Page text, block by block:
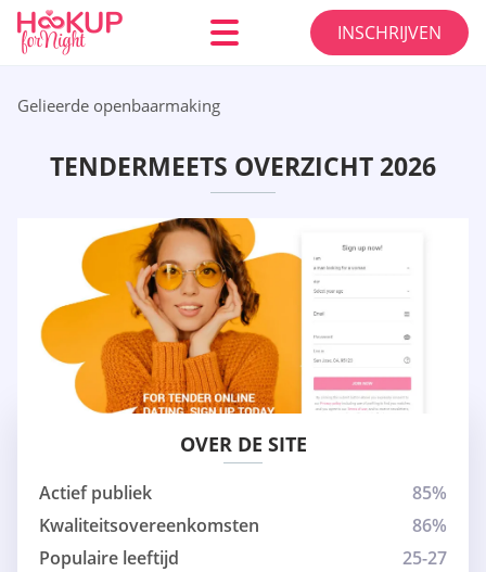
INSCHRIJVEN
Gelieerde openbaarmaking
TENDERMEETS OVERZICHT 2026
OVER DE SITE
Actief publiek
85%
Kwaliteitsovereenkomsten
86%
Populaire leeftijd
25-27